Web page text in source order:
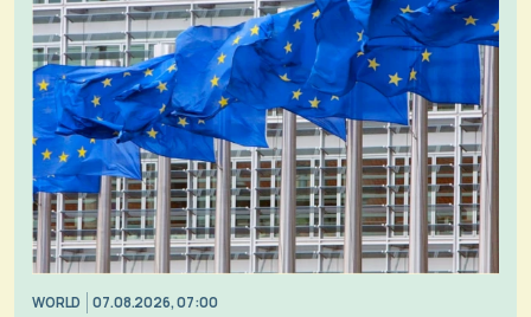
WORLD 07.08.2026, 07:00